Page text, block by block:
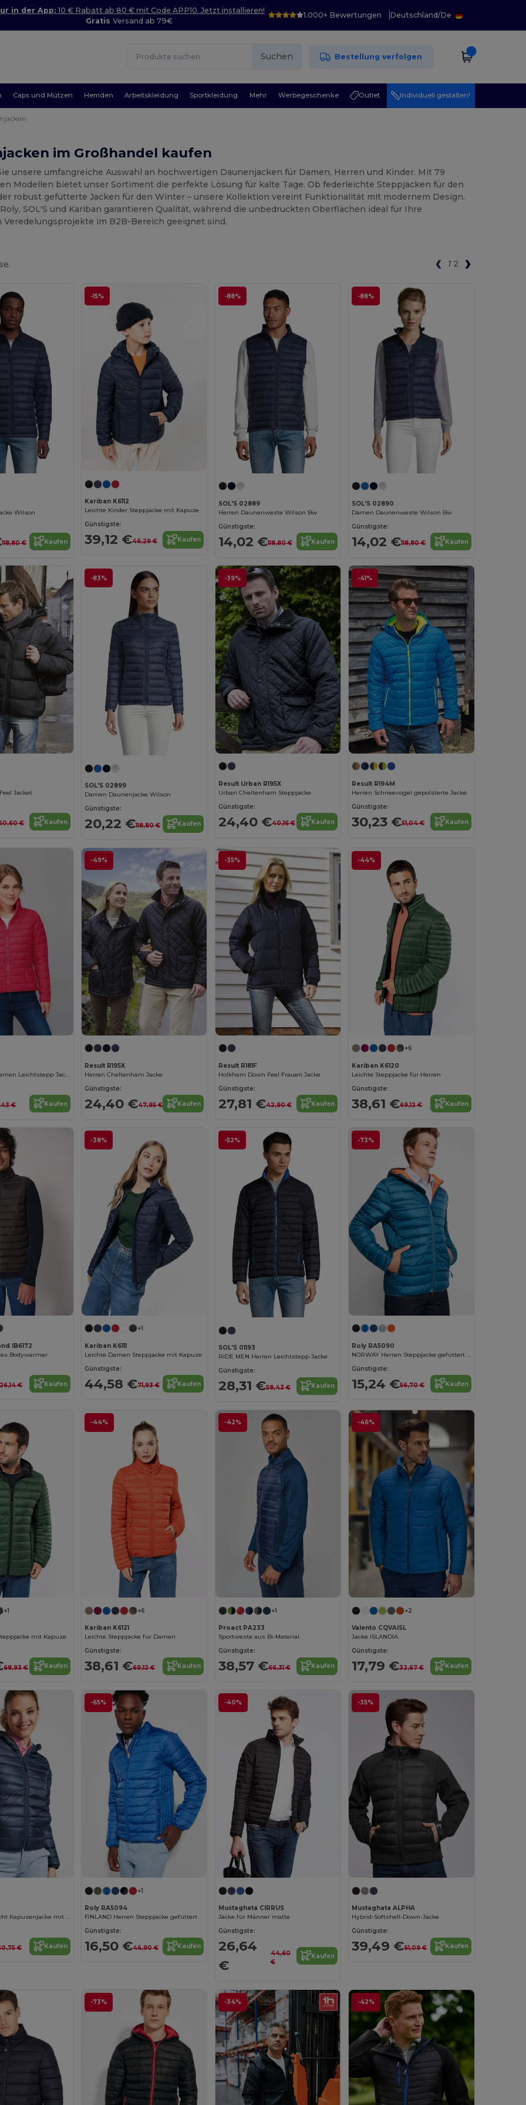
in der App: 10 € Rabatt ab 80 € mit Code APP10. Jetzt installieren!
GratisVersand ab 79€
1.000+ Bewertungen Deutschland/De
Suchen Bestellung verfolgen
Caps und Mützen Hemden Arbeitskleidung Sportkleidung Mehr Werbegeschenke Outlet Individuell gestalten!
im Großhandel kaufen
unsere umfangreiche Auswahl an hochwertigen Daunenjacken für Damen, Herren und Kinder. Mit 79
Modellen bietet unser Sortiment die perfekte Lösung für kalte Tage. Ob federleichte Steppjacken für den
robust gefütterte Jacken für den Winter – unsere Kollektion vereint Funktionalität mit modernem Design.
SOL'S und Kariban garantieren Qualität, während die unbedruckten Oberflächen ideal für Ihre
Veredelungsprojekte im B2B-Bereich geeignet sind.
1 2
Wilson
118,80 € Kaufen
-15%
Kariban K6112
Leichte Kinder Steppjacke mit Kapuze
Günstigste:
39,12 €46,29 € Kaufen
-88%
SOL'S 02889
Herren Daunenweste Wilson Bw
Günstigste:
14,02 €118,80 € Kaufen
-88%
SOL'S 02890
Damen Daunenweste Wilson Bw
Günstigste:
14,02 €118,80 € Kaufen
Jacket
€ Kaufen
-83%
SOL'S 02899
Damen Daunenjacke Wilson
Günstigste:
20,22 €118,80 € Kaufen
-39%
Result Urban R195X
Urban Cheltenham Steppjacke
Günstigste:
24,40 €40,16 € Kaufen
-41%
Result R194M
Herren Schneevogel gepolsterte Jacke
Günstigste:
30,23 €51,04 € Kaufen
RIDE WOMEN Damen Leichtstepp Jacke
€ Kaufen
-49%
Result R195X
Herren Cheltenham Jacke
Günstigste:
24,40 €47,95 € Kaufen
-35%
Result R181F
Holkham Down Feel Frauen Jacke
Günstigste:
27,81 €42,90 € Kaufen
-44%
+6
Kariban K6120
Leichte Steppjacke für Herren
Günstigste:
38,61 €69,12 € Kaufen
IB6172
Bodywarmer
26,14 € Kaufen
-38%
+1
Kariban K6111
Leichte Damen Steppjacke mit Kapuze
Günstigste:
44,58 €71,93 € Kaufen
-52%
SOL'S 01193
RIDE MEN Herren Leichtstepp Jacke
Günstigste:
28,31 €58,43 € Kaufen
-73%
Roly RA5090
NORWAY Herren Steppjacke gefüttert mit Kapuze
Günstigste:
15,24 €56,70 € Kaufen
+1
mit Kapuze
68,93 € Kaufen
-44%
+6
Kariban K6121
Leichte Steppjacke für Damen
Günstigste:
38,61 €69,12 € Kaufen
-42%
+1
Proact PA233
Sportweste aus Bi-Material
Günstigste:
38,57 €66,31 € Kaufen
-46%
+2
Valento CQVAISL
Jacke ISLANDIA
Günstigste:
17,79 €32,67 € Kaufen
Damen Federleicht Kapuzenjacke mit Kontrastfutter
€ Kaufen
-65%
+1
Roly RA5094
FINLAND Herren Steppjacke gefüttert
Günstigste:
16,50 €46,90 € Kaufen
-40%
Mustaghata CIRRUS
Jacke für Männer matte
Günstigste:
26,64
€
44,60
€
Kaufen
-35%
Mustaghata ALPHA
Hybrid-Softshell-Down-Jacke
Günstigste:
39,49 €61,09 € Kaufen
-73% -34% -42%